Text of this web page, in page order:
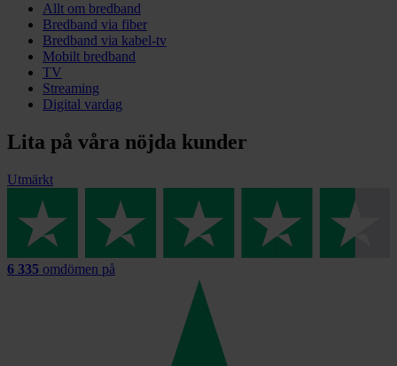
Allt om bredband
Bredband via fiber
Bredband via kabel-tv
Mobilt bredband
TV
Streaming
Digital vardag
Lita på våra nöjda kunder
Utmärkt
6 335 omdömen på